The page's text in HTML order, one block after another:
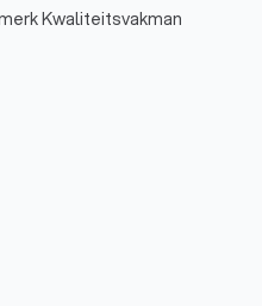
Kwaliteitsvakman